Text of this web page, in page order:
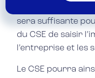
sera suffisante
du CSE de saisir
l’entreprise et les
Le CSE pourra